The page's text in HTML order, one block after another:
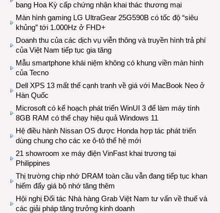
bang Hoa Kỳ cấp chứng nhận khai thác thương mại
Màn hình gaming LG UltraGear 25G590B có tốc độ “siêu
khủng” tới 1.000Hz ở FHD+
Doanh thu của các dịch vụ viễn thông và truyền hình trả phí
của Việt Nam tiếp tục gia tăng
Mẫu smartphone khái niệm không có khung viền màn hình
của Tecno
Dell XPS 13 mất thế cạnh tranh về giá với MacBook Neo ở
Hàn Quốc
Microsoft có kế hoạch phát triển WinUI 3 để làm máy tính
8GB RAM có thể chạy hiệu quả Windows 11
Hệ điều hành Nissan OS được Honda hợp tác phát triển
dùng chung cho các xe ô-tô thế hệ mới
21 showroom xe máy điện VinFast khai trương tại
Philippines
Thị trường chip nhớ DRAM toàn cầu vẫn đang tiếp tục khan
hiếm đẩy giá bộ nhớ tăng thêm
Hội nghị Đối tác Nhà hàng Grab Việt Nam tư vấn về thuế và
các giải pháp tăng trưởng kinh doanh